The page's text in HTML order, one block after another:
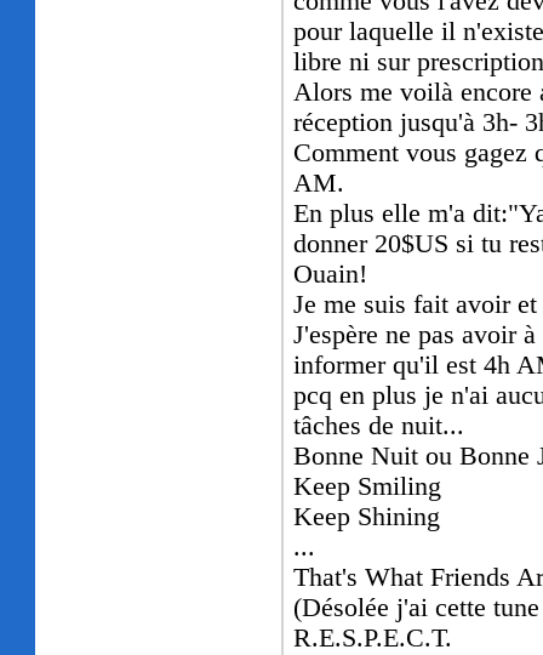
pour laquelle il
libre ni sur
Alors me voilà encore
réception jusqu'à 3h-
Comment vous gagez
AM.
En plus elle m'a
donner 20$US si tu
Ouain!
Je me suis fait avoir
J'espère ne pas avoir
informer qu'il est 4h
pcq en plus je n'ai
tâches de nuit...
Bonne Nuit ou Bonne
Keep Smiling
Keep Shining
...
That's What Friends
(Désolée j'ai cette
R.E.S.P.E.C.T.